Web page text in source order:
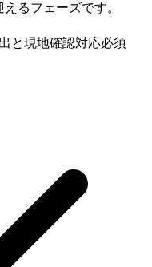
るフェーズです。
と現地確認対応必須